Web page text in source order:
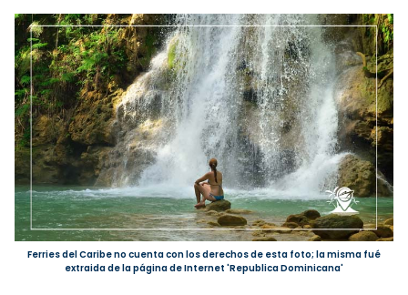
Ferries del Caribe no cuenta con los derechos de esta foto; la misma fué
extraida de la página de Internet 'Republica Dominicana'